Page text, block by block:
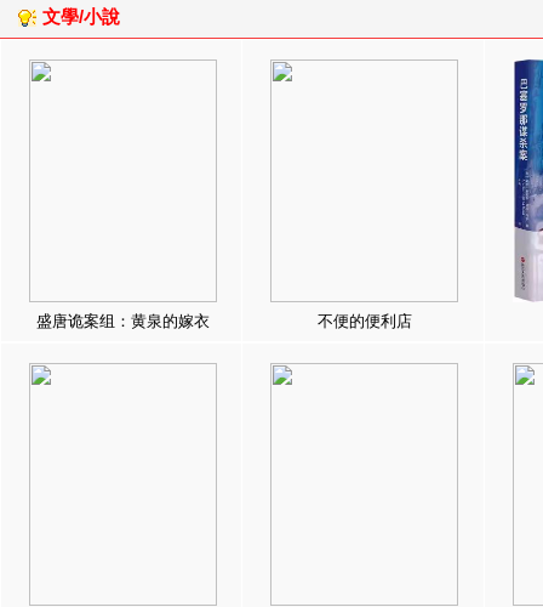
文學/小說
盛唐诡案组：黄泉的嫁衣 不便的便利店